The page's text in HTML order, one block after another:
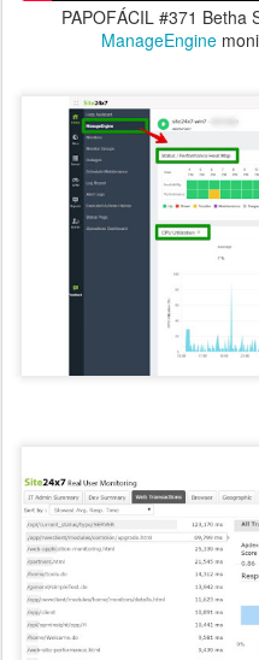
PAPOFÁCIL #371 Betha
ManageEngine